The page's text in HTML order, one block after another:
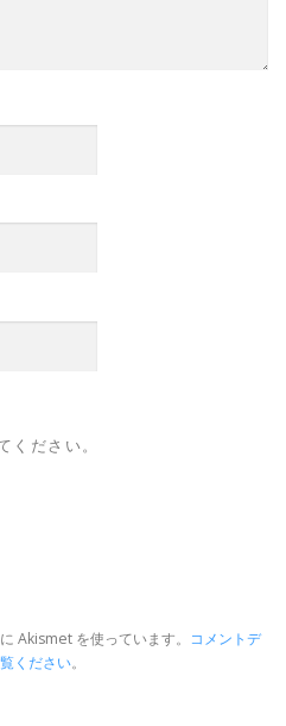
ください。
Akismet を使っています。 コメントデ
ください。